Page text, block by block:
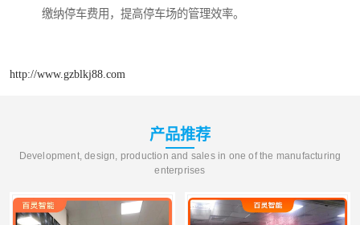
缴纳停车费用，提高停车场的管理效率。
http://www.gzblkj88.com
产品推荐
Development, design, production and sales in one of the manufacturing
enterprises